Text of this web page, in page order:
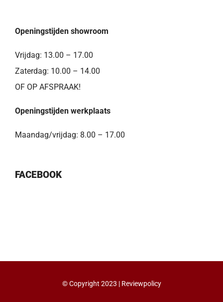
Openingstijden showroom
Vrijdag: 13.00 – 17.00
Zaterdag: 10.00 – 14.00
OF OP AFSPRAAK!
Openingstijden werkplaats
Maandag/vrijdag: 8.00 – 17.00
FACEBOOK
© Copyright 2023 | Reviewpolicy